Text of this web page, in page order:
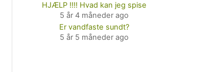
HJÆLP !!!! Hvad kan jeg spise
5 år 4 måneder ago
Er vandfaste sundt?
5 år 5 måneder ago